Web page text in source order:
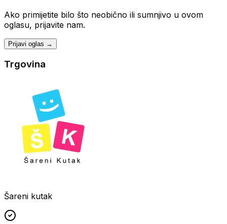
Ako primijetite bilo što neobično ili sumnjivo u ovom
oglasu, prijavite nam.
Prijavi oglas →
Trgovina
Šareni kutak